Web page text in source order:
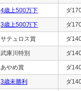
4歳上500万下 ダ
3歳上500万下 ダ
サテュロス賞 ダ
武庫川特別 ダ
あやめ賞 ダ
3歳未勝利 ダ